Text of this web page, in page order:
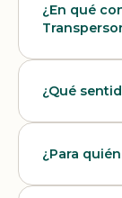
¿En qué
¿Qué
¿Para